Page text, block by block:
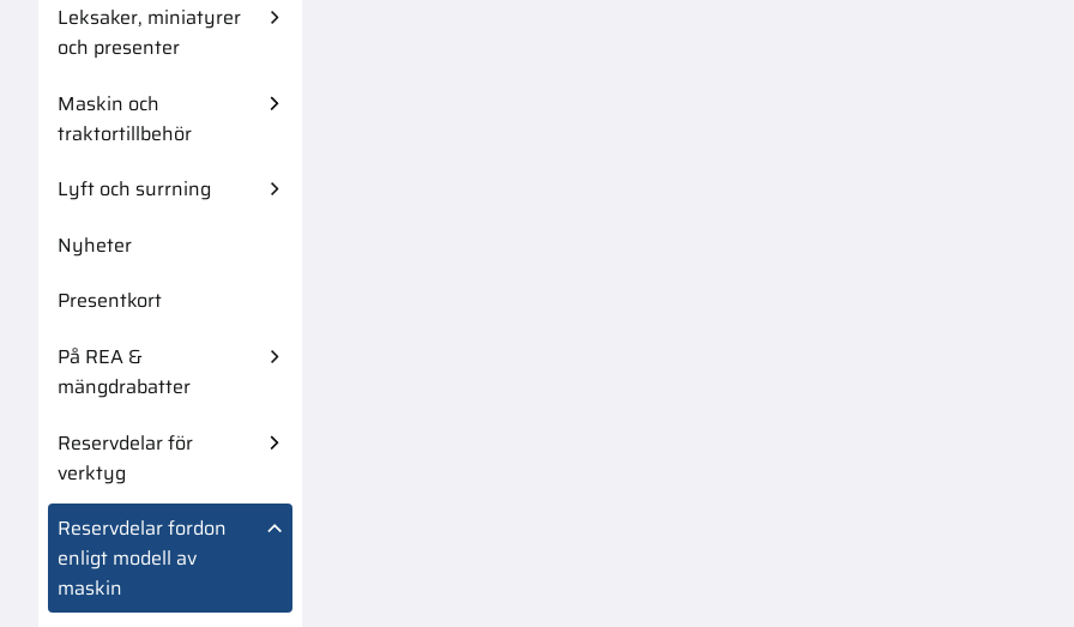
Leksaker, miniatyrer
och presenter
Maskin och
traktortillbehör
Lyft och surrning
Nyheter
Presentkort
På REA &
mängdrabatter
Reservdelar för
verktyg
Reservdelar fordon
enligt modell av
maskin